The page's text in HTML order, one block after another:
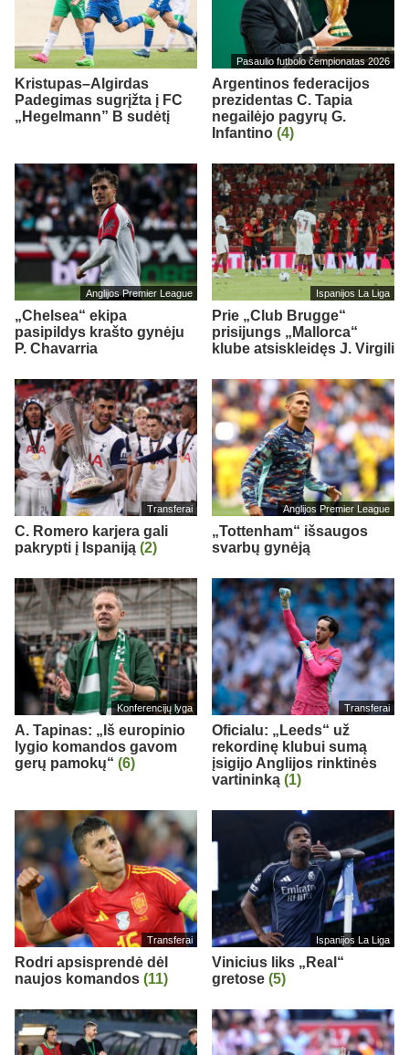
Kristupas–Algirdas
Padegimas sugrįžta į FC
„Hegelmann” B sudėtį
Pasaulio futbolo čempionatas 2026
Argentinos federacijos
prezidentas C. Tapia
negailėjo pagyrų G.
Infantino (4)
Anglijos Premier League
„Chelsea“ ekipa
pasipildys krašto gynėju
P. Chavarria
Ispanijos La Liga
Prie „Club Brugge“
prisijungs „Mallorca“
klube atsiskleidęs J. Virgili
Transferai
C. Romero karjera gali
pakrypti į Ispaniją (2)
Anglijos Premier League
„Tottenham“ išsaugos
svarbų gynėją
Konferencijų lyga
A. Tapinas: „Iš europinio
lygio komandos gavom
gerų pamokų“ (6)
Transferai
Oficialu: „Leeds“ už
rekordinę klubui sumą
įsigijo Anglijos rinktinės
vartininką (1)
Transferai
Rodri apsisprendė dėl
naujos komandos (11)
Ispanijos La Liga
Vinicius liks „Real“
gretose (5)